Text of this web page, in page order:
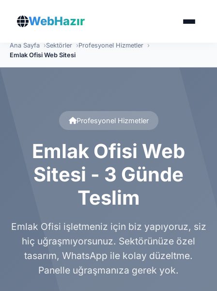
WebHazır
Ana Sayfa Sektörler
Profesyonel Hizmetler
Emlak Ofisi Web Sitesi
Profesyonel Hizmetler
Emlak Ofisi Web
Sitesi - 3 Günde
Teslim
Emlak Ofisi işletmeniz için biz yapıyoruz, siz
hiç uğraşmıyorsunuz. Sektörünüze özel
tasarım, WhatsApp ile kolay düzeltme.
Panelle uğraşmanıza gerek yok.